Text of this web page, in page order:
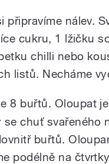
připravíme nálev.
cukru, 1 lžičku
chilli nebo
listů. Necháme
8 buřtů. Oloupat
se chuť svařeného
buřtů.
podélně na